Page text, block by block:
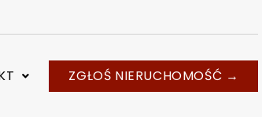
ZGŁOŚ NIERUCHOMOŚĆ →